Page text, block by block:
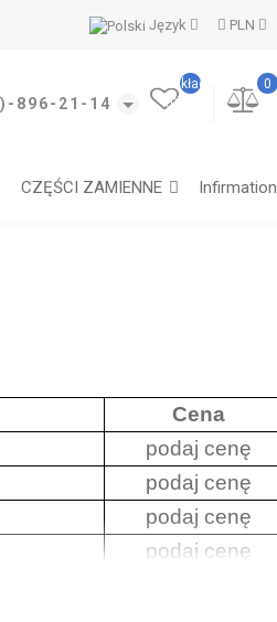
PLN
Język
896-21-14
0
zakładki
(0)
CZĘŚCI ZAMIENNE Infirmation
Cena
podaj cenę
podaj cenę
podaj cenę
podaj cenę